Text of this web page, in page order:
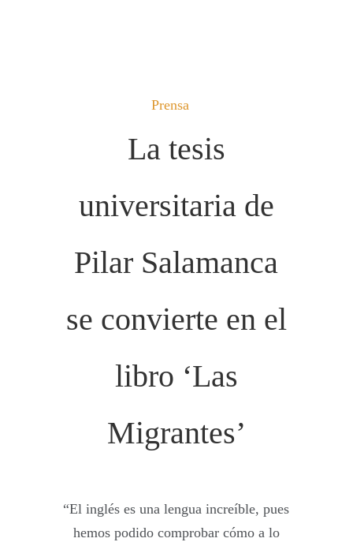
Prensa
La tesis
universitaria de
Pilar Salamanca
se convierte en el
libro ‘Las
Migrantes’
“El inglés es una lengua increíble, pues
hemos podido comprobar cómo a lo